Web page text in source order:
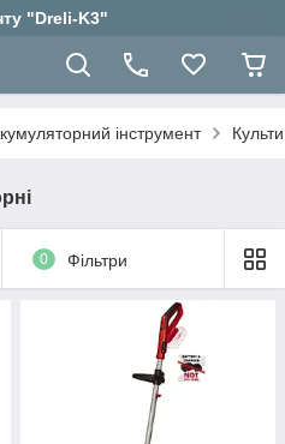
"Dreli-K3"
інструмент
0 Фільтри